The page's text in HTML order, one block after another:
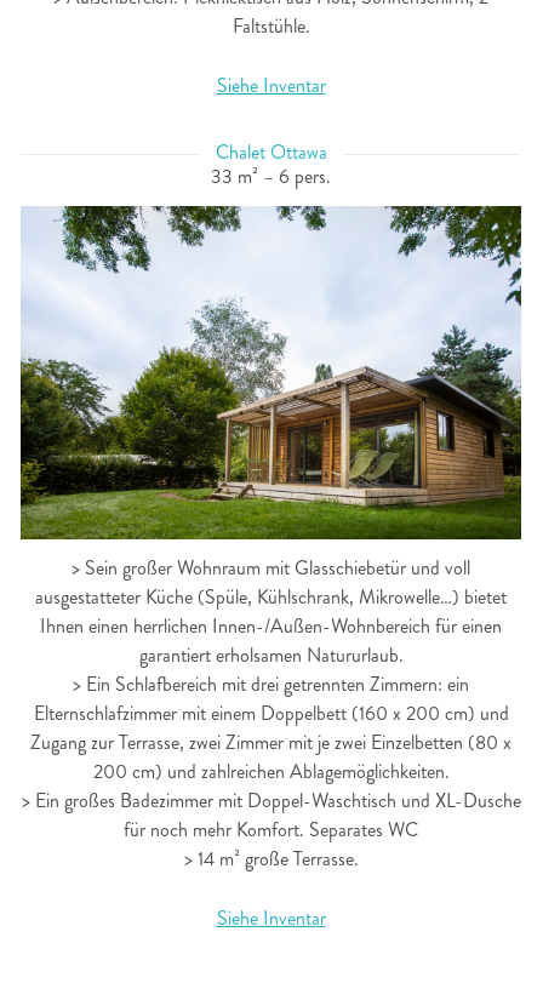
Faltstühle.
Siehe Inventar
Chalet Ottawa
33 m² – 6 pers.
> Sein großer Wohnraum mit Glasschiebetür und voll
ausgestatteter Küche (Spüle, Kühlschrank, Mikrowelle…) bietet
Ihnen einen herrlichen Innen-/Außen-Wohnbereich für einen
garantiert erholsamen Natururlaub.
> Ein Schlafbereich mit drei getrennten Zimmern: ein
Elternschlafzimmer mit einem Doppelbett (160 x 200 cm) und
Zugang zur Terrasse, zwei Zimmer mit je zwei Einzelbetten (80 x
200 cm) und zahlreichen Ablagemöglichkeiten.
> Ein großes Badezimmer mit Doppel-Waschtisch und XL-Dusche
für noch mehr Komfort. Separates WC
> 14 m² große Terrasse.
Siehe Inventar